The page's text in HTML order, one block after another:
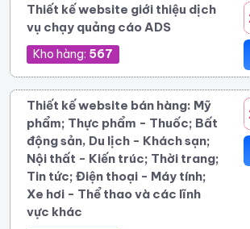
Thiết kế website giới thiệu dịch
vụ chạy quảng cáo ADS
Kho hàng: 567
Thiết kế website bán hàng: Mỹ
phẩm; Thực phẩm - Thuốc; Bất
động sản, Du lịch - Khách sạn;
Nội thất - Kiến trúc; Thời trang;
Tin tức; Điện thoại - Máy tính;
Xe hơi - Thể thao và các lĩnh
vực khác